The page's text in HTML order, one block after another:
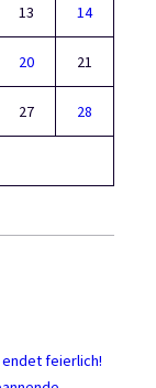
13 14
20 21
27 28
endet feierlich!